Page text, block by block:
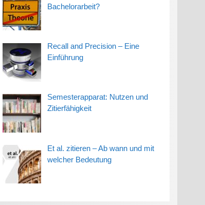
Bachelorarbeit?
Recall and Precision – Eine
Einführung
Semesterapparat: Nutzen und
Zitierfähigkeit
Et al. zitieren – Ab wann und mit
welcher Bedeutung